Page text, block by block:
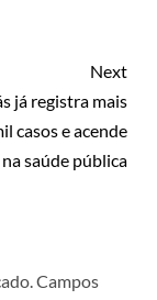
Next
já registra mais
casos e acende
saúde pública
Campos